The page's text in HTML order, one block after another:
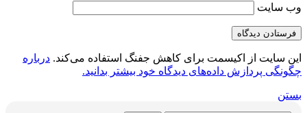
وب‌ سایت
این سایت از اکیسمت برای کاهش جفنگ استفاده می‌کند. درباره
چگونگی پردازش داده‌های دیدگاه خود بیشتر بدانید.
بستن